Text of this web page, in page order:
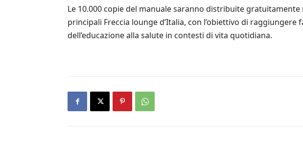
Le 10.000 copie del manuale saranno distribuite
principali Freccia lounge d’Italia, con l’obiettivo di
dell’educazione alla salute in contesti di vita quotidiana.